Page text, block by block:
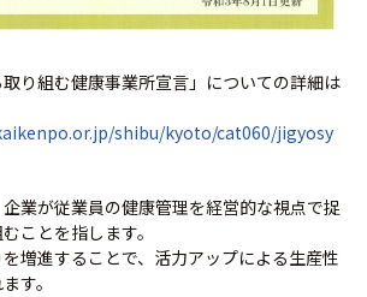
取り組む健康事業所宣言」についての詳細は
shibu/kyoto/cat060/jigyosy
企業が従業員の健康管理を経営的な視点で捉
ことを指します。
増進することで、活力アップによる生産性
す。